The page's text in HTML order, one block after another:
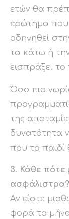
ετών θα
ερώτημα που
οδηγηθεί
τα κάτω ή
εισπράξει το
Όσο πιο
της
δυνατότητα
που το παιδί
3. Κάθε
Aν είστε
φορά το